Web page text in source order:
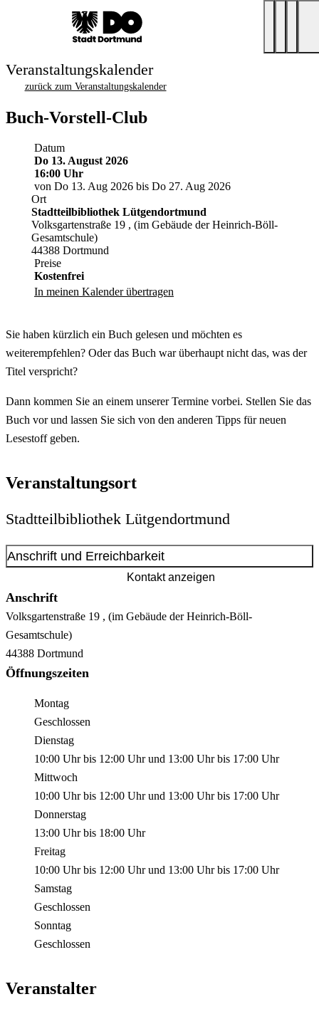
Veranstaltungskalender
zurück zum Veranstaltungskalender
Buch-Vorstell-Club
Datum
Do 13. August 2026
16:00 Uhr
von Do 13. Aug 2026 bis Do 27. Aug 2026
Ort
Stadtteilbibliothek Lütgendortmund
Volksgartenstraße 19 , (im Gebäude der Heinrich-Böll-
Gesamtschule)
44388 Dortmund
Preise
Kostenfrei
In meinen Kalender übertragen
Sie haben kürzlich ein Buch gelesen und möchten es
weiterempfehlen? Oder das Buch war überhaupt nicht das, was der
Titel verspricht?
Dann kommen Sie an einem unserer Termine vorbei. Stellen Sie das
Buch vor und lassen Sie sich von den anderen Tipps für neuen
Lesestoff geben.
Veranstaltungsort
Stadtteilbibliothek Lütgendortmund
Anschrift und Erreichbarkeit
Kontakt anzeigen
Anschrift
Volksgartenstraße 19 , (im Gebäude der Heinrich-Böll-
Gesamtschule)
44388 Dortmund
Öffnungszeiten
Montag
Geschlossen
Dienstag
10:00 Uhrbis 12:00 Uhrund 13:00 Uhrbis 17:00 Uhr
Mittwoch
10:00 Uhrbis 12:00 Uhrund 13:00 Uhrbis 17:00 Uhr
Donnerstag
13:00 Uhrbis 18:00 Uhr
Freitag
10:00 Uhrbis 12:00 Uhrund 13:00 Uhrbis 17:00 Uhr
Samstag
Geschlossen
Sonntag
Geschlossen
Veranstalter